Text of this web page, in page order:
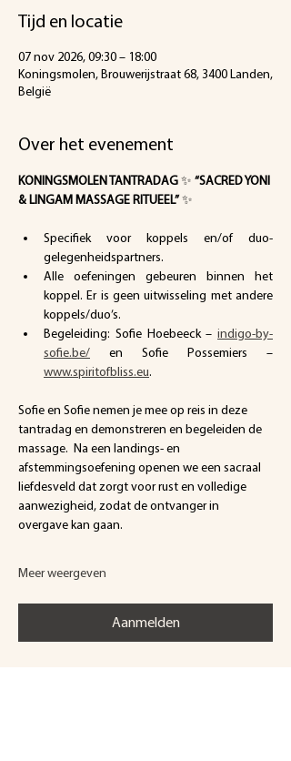
Tijd en locatie
07 nov 2026, 09:30 – 18:00
Koningsmolen, Brouwerijstraat 68, 3400 Landen,
België
Over het evenement
KONINGSMOLEN TANTRADAG ✨ “SACRED YONI
& LINGAM MASSAGE RITUEEL” ✨
Specifiek voor koppels en/of duo-
gelegenheidspartners.
Alle oefeningen gebeuren binnen het
koppel. Er is geen uitwisseling met andere
koppels/duo’s.
Begeleiding: Sofie Hoebeeck – indigo-by-
sofie.be/
www.spiritofbliss.eu.
Sofie en Sofie nemen je mee op reis in deze
tantradag en demonstreren en begeleiden de
massage.  Na een landings- en
afstemmingsoefening openen we een sacraal
liefdesveld dat zorgt voor rust en volledige
aanwezigheid, zodat de ontvanger in
overgave kan gaan.
Meer weergeven
Aanmelden